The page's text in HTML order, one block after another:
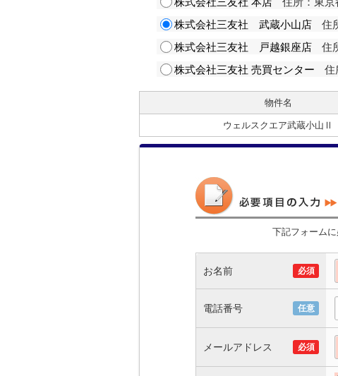
株式会社三友社 武蔵小山店
住
株式会社三友社 戸越銀座店
住
株式会社三友社 売買センター
住
物件名
ウェルスクエア武蔵小山Ⅱ
下記フォーム
お名前 必須
電話番号 任意
メールアドレス 必須